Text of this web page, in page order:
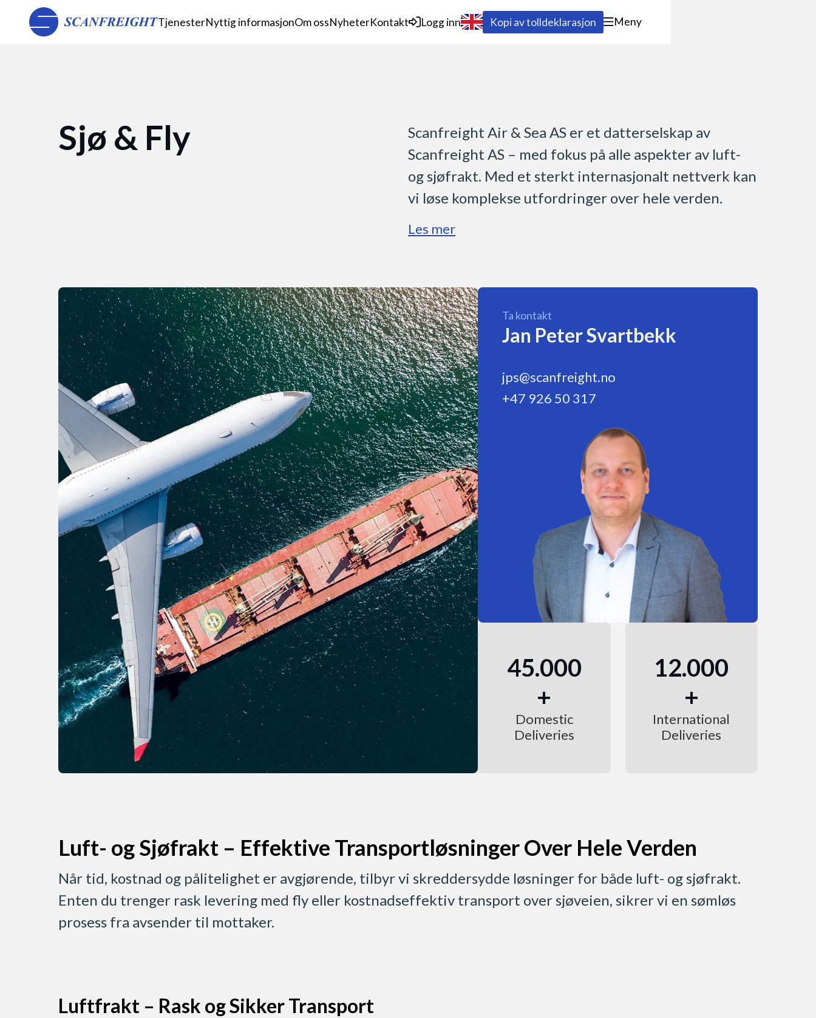
TjenesterNyttig informasjonOm ossNyheterKontakt Logg inn Kopi av tolldeklarasjon Meny
Sjø & Fly
Scanfreight Air & Sea AS er et datterselskap av
Scanfreight AS – med fokus på alle aspekter av luft-
og sjøfrakt. Med et sterkt internasjonalt nettverk kan
vi løse komplekse utfordringer over hele verden.
Les mer
Ta kontakt
Jan Peter Svartbekk
jps@scanfreight.no
+47 926 50 317
45.000
+
Domestic
Deliveries
12.000
+
International
Deliveries
Luft- og Sjøfrakt – Effektive Transportløsninger Over Hele Verden
Når tid, kostnad og pålitelighet er avgjørende, tilbyr vi skreddersydde løsninger for både luft- og sjøfrakt.
Enten du trenger rask levering med fly eller kostnadseffektiv transport over sjøveien, sikrer vi en sømløs
prosess fra avsender til mottaker.
Luftfrakt – Rask og Sikker Transport